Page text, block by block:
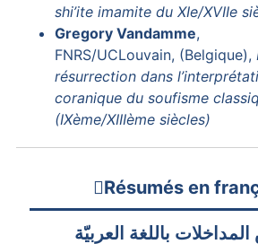
shi’ite imamite du XIe/XVIIe
Gregory Vandamme,
FNRS/UCLouvain, (Belgique),
résurrection dans
coranique du soufisme
(IXème/XIIIème siècles)
Résumés en
باللغة العربيّة